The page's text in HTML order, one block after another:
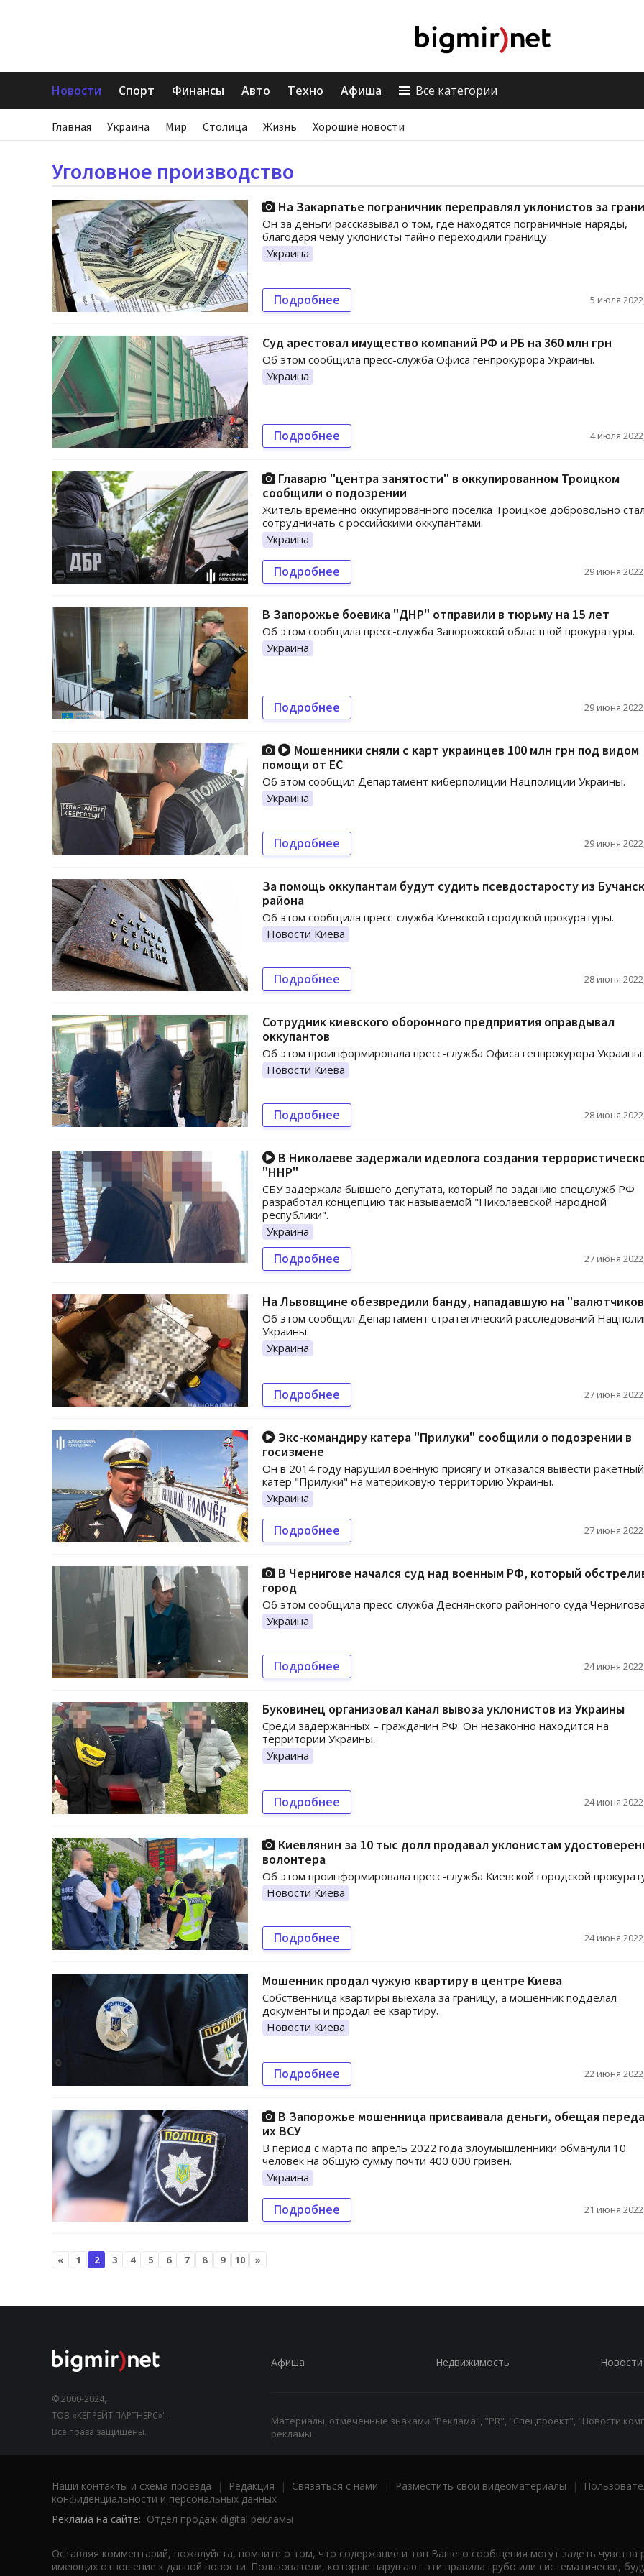
Новости Спорт Финансы Авто Техно Афиша Все категории
Главная Украина Мир Столица Жизнь Хорошие новости
Уголовное производство
На Закарпатье пограничник переправлял уклонистов за
Он за деньги рассказывал о том, где находятся пограничные наряды,
благодаря чему уклонисты тайно переходили границу.
Украина
Подробнее 5 июля
Суд арестовал имущество компаний РФ и РБ на 360 млн грн
Об этом сообщила пресс-служба Офиса генпрокурора Украины.
Украина
Подробнее 4 июля
Главарю "центра занятости" в оккупированном Троицком
сообщили о подозрении
Житель временно оккупированного поселка Троицкое добровольно стал
сотрудничать с российскими оккупантами.
Украина
Подробнее 29 июня
В Запорожье боевика "ДНР" отправили в тюрьму на 15 лет
Об этом сообщила пресс-служба Запорожской областной прокуратуры.
Украина
Подробнее 29 июня
Мошенники сняли с карт украинцев 100 млн грн под видом
помощи от ЕС
Об этом сообщил Департамент киберполиции Нацполиции Украины.
Украина
Подробнее 29 июня
За помощь оккупантам будут судить псевдостаросту из
района
Об этом сообщила пресс-служба Киевской городской прокуратуры.
Новости Киева
Подробнее 28 июня
Сотрудник киевского оборонного предприятия оправдывал
оккупантов
Об этом проинформировала пресс-служба Офиса генпрокурора Украины.
Новости Киева
Подробнее 28 июня
В Николаеве задержали идеолога создания
"ННР"
СБУ задержала бывшего депутата, который по заданию спецслужб РФ
разработал концепцию так называемой "Николаевской народной
республики".
Украина
Подробнее 27 июня
На Львовщине обезвредили банду, нападавшую на
Об этом сообщил Департамент стратегический расследований
Украины.
Украина
Подробнее 27 июня
Экс-командиру катера "Прилуки" сообщили о подозрении в
госизмене
Он в 2014 году нарушил военную присягу и отказался вывести ракетный
катер "Прилуки" на материковую территорию Украины.
Украина
Подробнее 27 июня
В Чернигове начался суд над военным РФ, который
город
Об этом сообщила пресс-служба Деснянского районного суда
Украина
Подробнее 24 июня
Буковинец организовал канал вывоза уклонистов из Украины
Среди задержанных – гражданин РФ. Он незаконно находится на
территории Украины.
Украина
Подробнее 24 июня
Киевлянин за 10 тыс долл продавал уклонистам
волонтера
Об этом проинформировала пресс-служба Киевской городской
Новости Киева
Подробнее 24 июня
Мошенник продал чужую квартиру в центре Киева
Собственница квартиры выехала за границу, а мошенник подделал
документы и продал ее квартиру.
Новости Киева
Подробнее 22 июня
В Запорожье мошенница присваивала деньги, обещая
их ВСУ
В период с марта по апрель 2022 года злоумышленники обманули 10
человек на общую сумму почти 400 000 гривен.
Украина
Подробнее 21 июня
« 1 2 3 4 5 6 7 8 9 10 »
© 2000-2024,
ТОВ «КЕПРЕЙТ ПАРТНЕРС»".
Все права защищены.
Афиша Недвижимость Новости
Материалы, отмеченные знаками "Реклама", "PR", "Спецпроект", "Новости
рекламы.
Наши контакты и схема проезда | Редакция | Связаться с нами | Разместить свои видеоматериалы |
конфиденциальности и персональных данных
Реклама на сайте: Отдел продаж digital рекламы
Оставляя комментарий, пожалуйста, помните о том, что содержание и тон Вашего сообщения могут задеть чувства
имеющих отношение к данной новости. Пользователи, которые нарушают эти правила грубо или систематически,